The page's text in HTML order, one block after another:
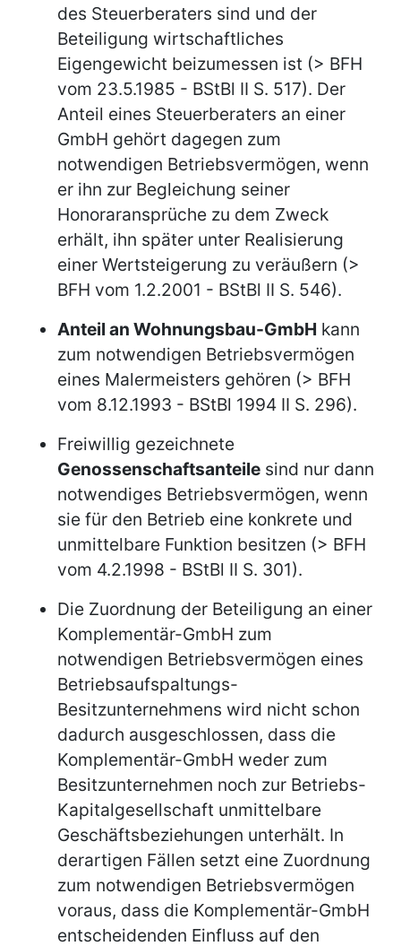
des Steuerberaters sind und der
Beteiligung wirtschaftliches
Eigengewicht beizumessen ist (> BFH
vom 23.5.1985 - BStBl II S. 517). Der
Anteil eines Steuerberaters an einer
GmbH gehört dagegen zum
notwendigen Betriebsvermögen, wenn
er ihn zur Begleichung seiner
Honoraransprüche zu dem Zweck
erhält, ihn später unter Realisierung
einer Wertsteigerung zu veräußern (>
BFH vom 1.2.2001 - BStBl II S. 546).
Anteil an Wohnungsbau-GmbH kann
zum notwendigen Betriebsvermögen
eines Malermeisters gehören (> BFH
vom 8.12.1993 - BStBl 1994 II S. 296).
Freiwillig gezeichnete
Genossenschaftsanteile sind nur dann
notwendiges Betriebsvermögen, wenn
sie für den Betrieb eine konkrete und
unmittelbare Funktion besitzen (> BFH
vom 4.2.1998 - BStBl II S. 301).
Die Zuordnung der Beteiligung an einer
Komplementär-GmbH zum
notwendigen Betriebsvermögen eines
Betriebsaufspaltungs-
Besitzunternehmens wird nicht schon
dadurch ausgeschlossen, dass die
Komplementär-GmbH weder zum
Besitzunternehmen noch zur Betriebs-
Kapitalgesellschaft unmittelbare
Geschäftsbeziehungen unterhält. In
derartigen Fällen setzt eine Zuordnung
zum notwendigen Betriebsvermögen
voraus, dass die Komplementär-GmbH
entscheidenden Einfluss auf den